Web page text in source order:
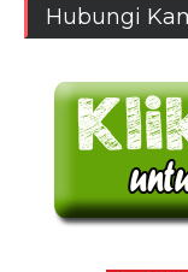
Hubungi